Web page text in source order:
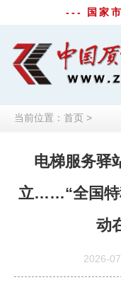
--- 国家
当前位置： 首页 >
电梯服务驿
立……“全国特
动
2026-